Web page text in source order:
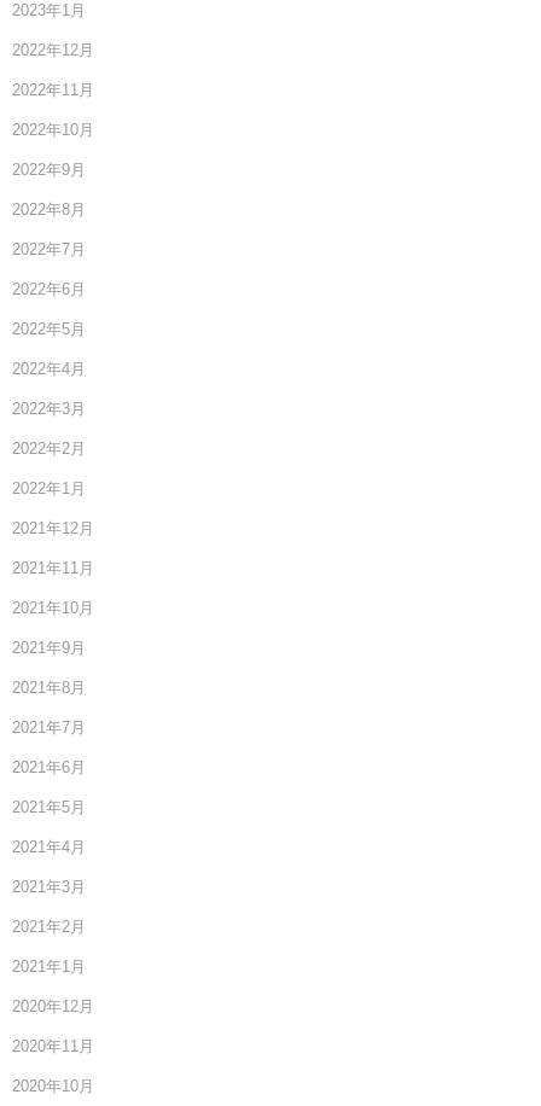
2023年1月
2022年12月
2022年11月
2022年10月
2022年9月
2022年8月
2022年7月
2022年6月
2022年5月
2022年4月
2022年3月
2022年2月
2022年1月
2021年12月
2021年11月
2021年10月
2021年9月
2021年8月
2021年7月
2021年6月
2021年5月
2021年4月
2021年3月
2021年2月
2021年1月
2020年12月
2020年11月
2020年10月